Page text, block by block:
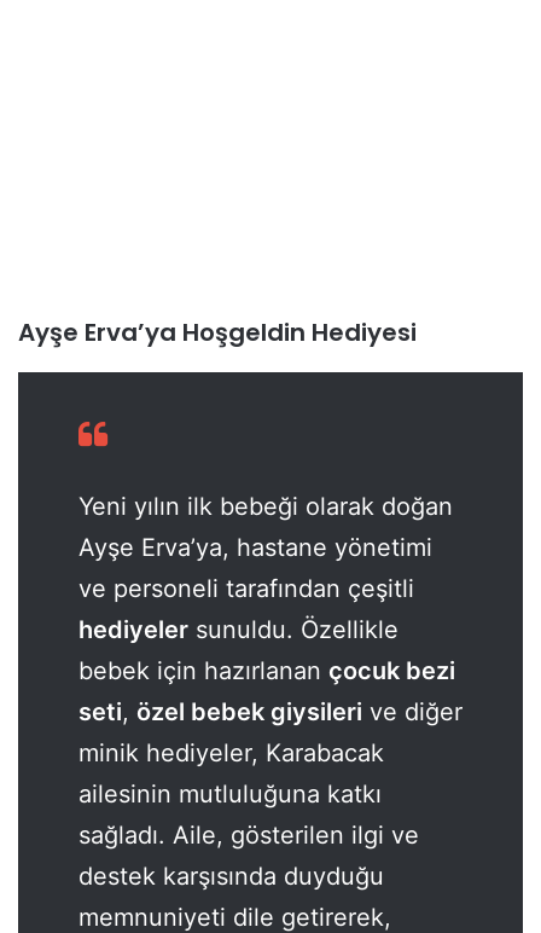
Ayşe Erva’ya Hoşgeldin Hediyesi
Yeni yılın ilk bebeği olarak doğan
Ayşe Erva’ya, hastane yönetimi
ve personeli tarafından çeşitli
hediyeler sunuldu. Özellikle
bebek için hazırlanan çocuk bezi
seti, özel bebek giysileri ve diğer
minik hediyeler, Karabacak
ailesinin mutluluğuna katkı
sağladı. Aile, gösterilen ilgi ve
destek karşısında duyduğu
memnuniyeti dile getirerek,